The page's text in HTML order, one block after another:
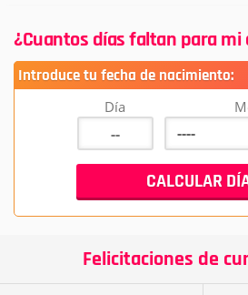
¿Cuantos días faltan para mi
Introduce tu fecha de nacimiento:
Día
Felicitaciones de